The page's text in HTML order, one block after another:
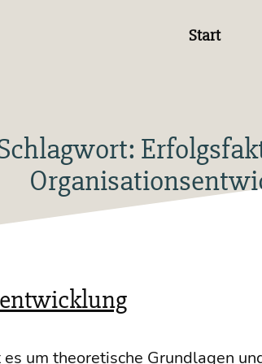
Start
es um theo­re­ti­sche Grund­la­gen